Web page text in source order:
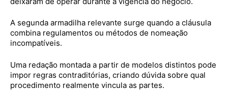
A segunda armadilha relevante surge quando a cláusula
combina regulamentos ou métodos de nomeação
incompatíveis.
Uma redação montada a partir de modelos distintos pode
impor regras contraditórias, criando dúvida sobre qual
procedimento realmente vincula as partes.